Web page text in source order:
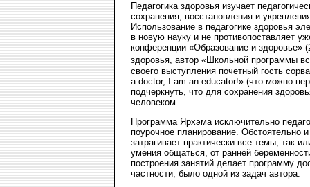
Педагогика здоровья изучает
сохранения, восстановления и
Использование в педагогике здоровья
в новую науку и не противопоставляет
конференции «Образование и здоровье»
здоровья, автор «Школьной программы
своего выступления почетный гость
a doctor, I am an educator!» (что можно
подчеркнуть, что для сохранения
человеком.
Программа Ярхэма исключительно
поурочное планирование. Обстоятельно
затрагивает практически все темы, так
умения общаться, от ранней
построения занятий делает программу
частности, было одной из задач автора.